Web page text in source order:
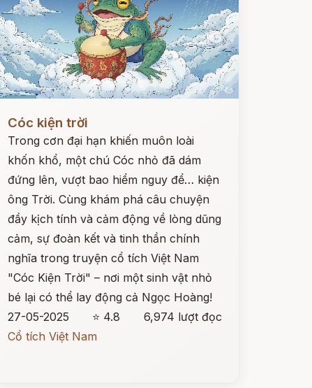
Cóc kiện trời
Trong cơn đại hạn khiến muôn loài
khốn khổ, một chú Cóc nhỏ đã dám
đứng lên, vượt bao hiểm nguy để… kiện
ông Trời. Cùng khám phá câu chuyện
đầy kịch tính và cảm động về lòng dũng
cảm, sự đoàn kết và tinh thần chính
nghĩa trong truyện cổ tích Việt Nam
"Cóc Kiện Trời" – nơi một sinh vật nhỏ
bé lại có thể lay động cả Ngọc Hoàng!
27-05-2025
⭐ 4.8
6,974 lượt đọc
Cổ tích Việt Nam